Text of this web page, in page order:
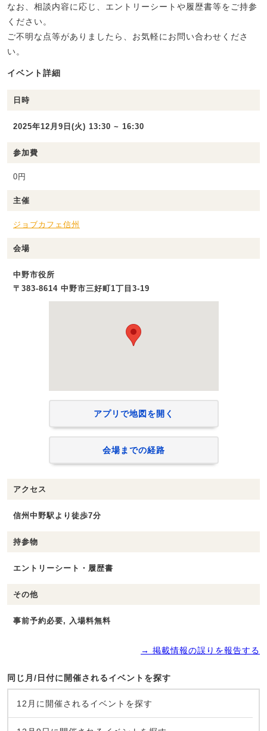
なお、相談内容に応じ、エントリーシートや履歴書等をご持参
ください。
ご不明な点等がありましたら、お気軽にお問い合わせくださ
い。
イベント詳細
日時
2025年12月9日(火) 13:30 ~ 16:30
参加費
0円
主催
ジョブカフェ信州
会場
中野市役所
〒383-8614 中野市三好町1丁目3-19
アプリで地図を開く
会場までの経路
アクセス
信州中野駅より徒歩7分
持参物
エントリーシート・履歴書
その他
事前予約必要, 入場料無料
→ 掲載情報の誤りを報告する
同じ月/日付に開催されるイベントを探す
12月に開催されるイベントを探す